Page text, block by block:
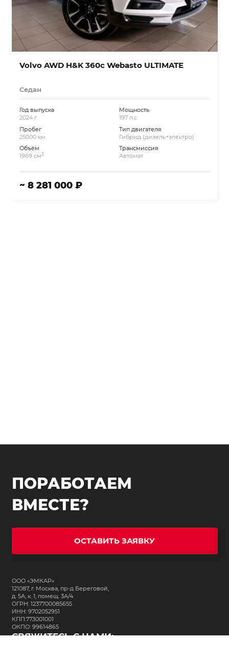
Volvo AWD H&K 360c Webasto ULTIMATE
Седан
Год выпуска
2024 г.
Пробег
25000 км.
Объём
1969 см3
Мощность
197 л.с.
Тип двигателя
Гибрид (дизель+электро)
Трансмиссия
Автомат
~ 8 281 000 ₽
ПОРАБОТАЕМ
ВМЕСТЕ?
ОСТАВИТЬ ЗАЯВКУ
ООО «ЭМКАР»
121087, г. Москва, пр-д Береговой,
д. 5А, к. 1, помещ. 3А/4
ОГРН: 1237700085655
ИНН: 9702052951
КПП:773001001
ОКПО: 99614865
СВЯЖИТЕСЬ С НАМИ: